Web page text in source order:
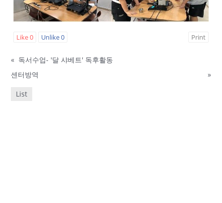
Like0 Unlike0 Print
« 독서수업- '달 샤베트' 독후활동
센터방역
»
List